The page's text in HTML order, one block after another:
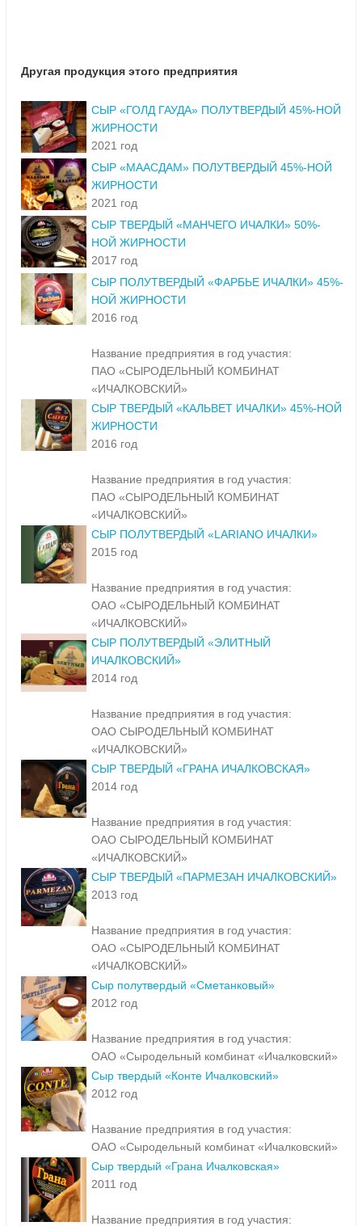
Другая продукция этого предприятия
СЫР «ГОЛД ГАУДА» ПОЛУТВЕРДЫЙ 45%-НОЙ
ЖИРНОСТИ
2021 год
СЫР «МААСДАМ» ПОЛУТВЕРДЫЙ 45%-НОЙ
ЖИРНОСТИ
2021 год
СЫР ТВЕРДЫЙ «МАНЧЕГО ИЧАЛКИ» 50%-
НОЙ ЖИРНОСТИ
2017 год
СЫР ПОЛУТВЕРДЫЙ «ФАРБЬЕ ИЧАЛКИ» 45%-
НОЙ ЖИРНОСТИ
2016 год
Название предприятия в год участия:
ПАО «СЫРОДЕЛЬНЫЙ КОМБИНАТ
«ИЧАЛКОВСКИЙ»
СЫР ТВЕРДЫЙ «КАЛЬВЕТ ИЧАЛКИ» 45%-НОЙ
ЖИРНОСТИ
2016 год
Название предприятия в год участия:
ПАО «СЫРОДЕЛЬНЫЙ КОМБИНАТ
«ИЧАЛКОВСКИЙ»
СЫР ПОЛУТВЕРДЫЙ «LARIANO ИЧАЛКИ»
2015 год
Название предприятия в год участия:
ОАО «СЫРОДЕЛЬНЫЙ КОМБИНАТ
«ИЧАЛКОВСКИЙ»
СЫР ПОЛУТВЕРДЫЙ «ЭЛИТНЫЙ
ИЧАЛКОВСКИЙ»
2014 год
Название предприятия в год участия:
ОАО СЫРОДЕЛЬНЫЙ КОМБИНАТ
«ИЧАЛКОВСКИЙ»
СЫР ТВЕРДЫЙ «ГРАНА ИЧАЛКОВСКАЯ»
2014 год
Название предприятия в год участия:
ОАО СЫРОДЕЛЬНЫЙ КОМБИНАТ
«ИЧАЛКОВСКИЙ»
СЫР ТВЕРДЫЙ «ПАРМЕЗАН ИЧАЛКОВСКИЙ»
2013 год
Название предприятия в год участия:
ОАО «СЫРОДЕЛЬНЫЙ КОМБИНАТ
«ИЧАЛКОВСКИЙ»
Сыр полутвердый «Сметанковый»
2012 год
Название предприятия в год участия:
ОАО «Сыродельный комбинат «Ичалковский»
Сыр твердый «Конте Ичалковский»
2012 год
Название предприятия в год участия:
ОАО «Сыродельный комбинат «Ичалковский»
Сыр твердый «Грана Ичалковская»
2011 год
Название предприятия в год участия: